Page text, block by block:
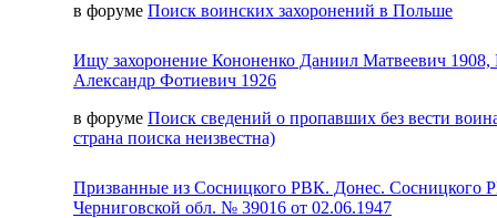
в форуме Поиск воинских захоронений в Польше
Ищу захоронение Кононенко Даниил Матвеевич 1908,
Александр Фотиевич 1926
в форуме Поиск сведений о пропавших без вести
страна поиска неизвестна)
Призванные из Сосницкого РВК. Донес. Сосницкого
Черниговской обл. № 39016 от 02.06.1947